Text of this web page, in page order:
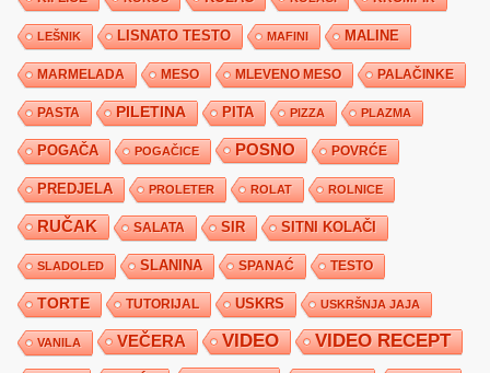
LEŠNIK LISNATO TESTO MAFINI MALINE
MARMELADA MESO MLEVENO MESO PALAČINKE
PASTA PILETINA PITA PIZZA PLAZMA
POGAČA POGAČICE POSNO POVRĆE
PREDJELA PROLETER ROLAT ROLNICE
RUČAK SALATA SIR SITNI KOLAČI
SLADOLED SLANINA SPANAĆ TESTO
TORTE TUTORIJAL USKRS USKRŠNJA JAJA
VANILA VEČERA VIDEO VIDEO RECEPT